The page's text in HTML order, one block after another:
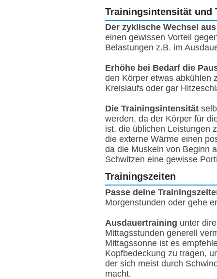
Trainingsintensität und
Der zyklische Wechsel
einen gewissen Vorteil
Belastungen z.B. im
Erhöhe bei Bedarf die
den Körper etwas abkühlen
Kreislaufs oder gar
Die Trainingsintensität
werden, da der Körper für
ist, die üblichen Leistungen
die externe Wärme einen
da die Muskeln von Beginn
Schwitzen eine gewisse
Trainingszeiten
Passe deine
Morgenstunden oder gehe
Ausdauertraining unter
Mittagsstunden generell
Mittagssonne ist es
Kopfbedeckung zu tragen,
der sich meist durch
macht.